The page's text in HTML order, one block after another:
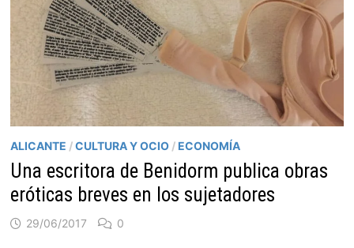
ALICANTE /CULTURA Y OCIO / ECONOMÍA
Una escritora de Benidorm publica obras
eróticas breves en los sujetadores
29/06/2017 0